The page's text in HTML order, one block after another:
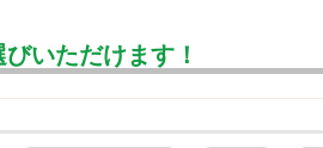
いただけます！